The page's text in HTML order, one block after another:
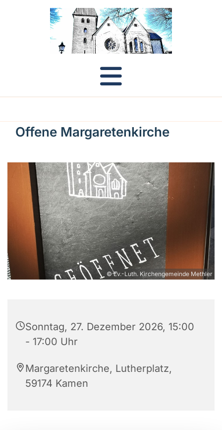
Offene Margaretenkirche
© Ev.-Luth. Kirchengemeinde Methler
Sonntag, 27. Dezember 2026, 15:00
- 17:00 Uhr
Margaretenkirche, Lutherplatz,
59174 Kamen